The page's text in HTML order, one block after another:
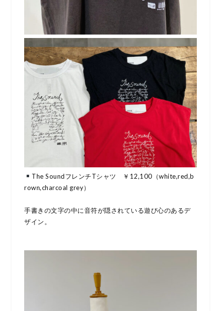
The SoundフレンチTシャツ ￥12,100（white,red,b
rown,charcoal grey）
手書きの文字の中に音符が隠されている遊び心のあるデ
ザイン。